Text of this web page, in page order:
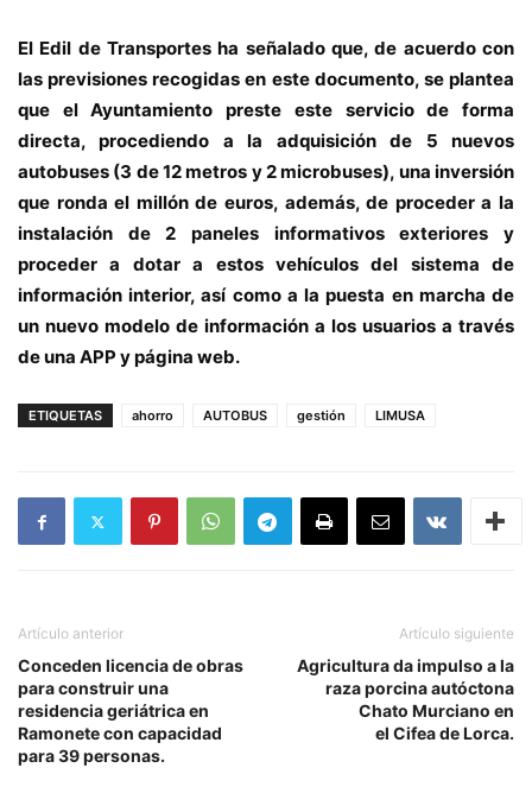
El Edil de Transportes ha señalado que, de acuerdo con
las previsiones recogidas en este documento, se plantea
que el Ayuntamiento preste este servicio de forma
directa, procediendo a la adquisición de 5 nuevos
autobuses (3 de 12 metros y 2 microbuses), una inversión
que ronda el millón de euros, además, de proceder a la
instalación de 2 paneles informativos exteriores y
proceder a dotar a estos vehículos del sistema de
información interior, así como a la puesta en marcha de
un nuevo modelo de información a los usuarios a través
de una APP y página web.
ETIQUETAS ahorro AUTOBUS gestión LIMUSA
Artículo anterior
Conceden licencia de obras
para construir una
residencia geriátrica en
Ramonete con capacidad
para 39 personas.
Artículo siguiente
Agricultura da impulso a la
raza porcina autóctona
Chato Murciano en
el Cifea de Lorca.